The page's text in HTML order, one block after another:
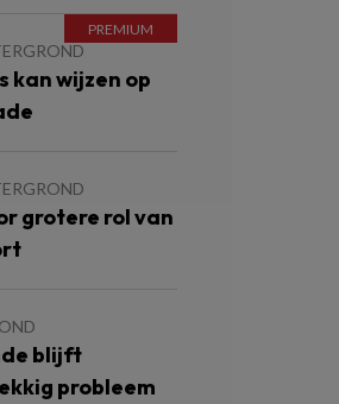
kan wijzen op
grotere rol van
blijft
probleem